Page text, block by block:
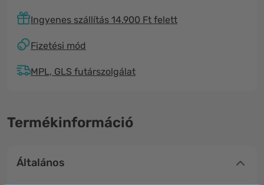
Ingyenes szállítás 14.900 Ft felett
Fizetési mód
MPL, GLS futárszolgálat
Termékinformáció
Általános